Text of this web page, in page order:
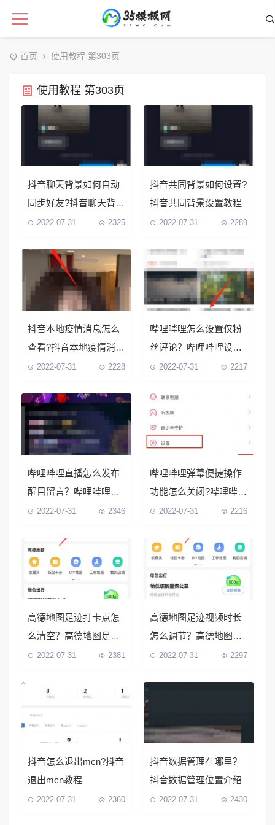
首页 使用教程 第303页
使用教程 第303页
抖音聊天背景如何自动
同步好友?抖音聊天背景
自动同步好友教程
2022-07-31 2325
抖音共同背景如何设置?
抖音共同背景设置教程
2022-07-31 2289
抖音本地疫情消息怎么
查看?抖音本地疫情消息
查看教程
2022-07-31 2228
哔哩哔哩怎么设置仅粉
丝评论？哔哩哔哩设置
仅粉丝评论教程
2022-07-31 2217
哔哩哔哩直播怎么发布
醒目留言？哔哩哔哩直
播发布醒目留言教程
2022-07-31 2346
哔哩哔哩弹幕便捷操作
功能怎么关闭?哔哩哔哩
弹幕便捷操作功能关闭
2022-07-31 2216
高德地图足迹打卡点怎
么清空？高德地图足迹
打卡点清空教程
2022-07-31 2381
高德地图足迹视频时长
怎么调节？高德地图足
迹视频时长调节方法
2022-07-31 2297
抖音怎么退出mcn?抖音
退出mcn教程
2022-07-31 2360
抖音数据管理在哪里？
抖音数据管理位置介绍
2022-07-31 2430